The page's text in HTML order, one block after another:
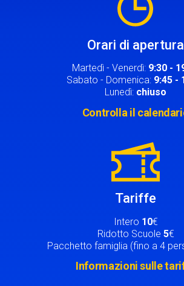
Orari di apertura
Martedì - Venerdì: 9:30 -
Sabato - Domenica: 9:45 -
Lunedì: chiuso
Controlla il
Tariffe
Intero 10€
Ridotto Scuole 5€
Pacchetto famiglia (fino a 4
Informazioni sulle